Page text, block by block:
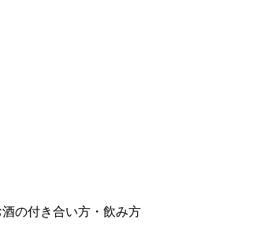
の付き合い方・飲み方